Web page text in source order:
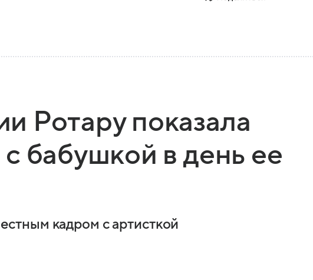
Ротару показала
бабушкой в день ее
кадром с артисткой